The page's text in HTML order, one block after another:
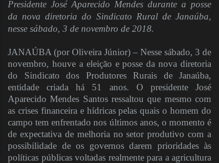
Presidente José Aparecido Mendes durante a posse
da nova diretoria do Sindicato Rural de Janaúba,
nesse sábado, 3 de novembro de 2018.
JANAÚBA (por Oliveira Júnior) – Nesse sábado, 3 de
novembro, houve a eleição e posse da nova diretoria
do Sindicato dos Produtores Rurais de Janaúba,
entidade criada há 51 anos. O presidente José
Aparecido Mendes Santos ressaltou que mesmo com
as crises financeira e hídricas pelas quais o homem do
campo tem enfrentado nos últimos anos, o momento é
de expectativa de melhoria no setor produtivo com a
possibilidade de os governos darem prioridades às
políticas públicas voltadas realmente para a agricultura